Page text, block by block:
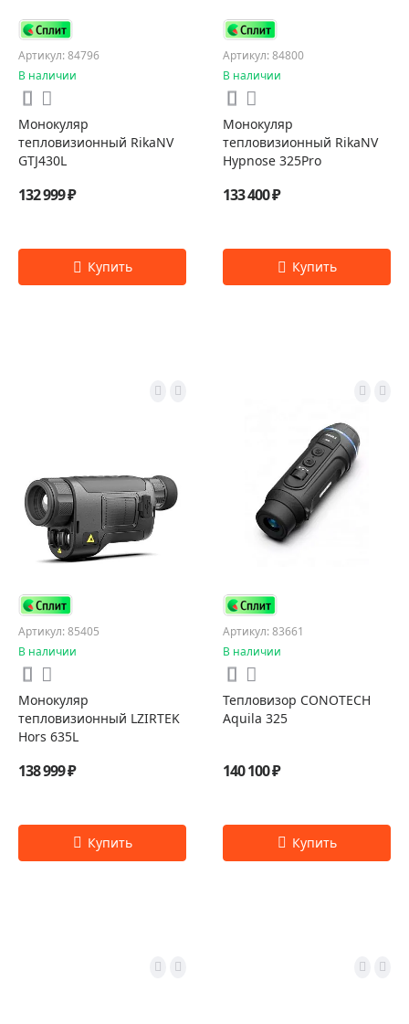
Артикул: 84796
В наличии
Монокуляр
тепловизионный RikaNV
GTJ430L
132 999 ₽
Артикул: 84800
В наличии
Монокуляр
тепловизионный RikaNV
Hypnose 325Pro
133 400 ₽
Артикул: 85405
В наличии
Монокуляр
тепловизионный LZIRTEK
Hors 635L
138 999 ₽
Артикул: 83661
В наличии
Тепловизор CONOTECH
Aquila 325
140 100 ₽